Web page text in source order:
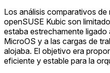
Los análisis comparativos
openSUSE Kubic son
estaba estrechamente ligado
MicroOS y a las cargas de
alojaba. El objetivo era
eficiente y estable para la